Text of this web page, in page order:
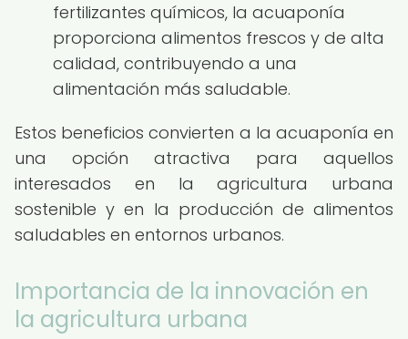
fertilizantes químicos, la acuaponía
proporciona alimentos frescos y de alta
calidad, contribuyendo a una
alimentación más saludable.
Estos beneficios convierten a la acuaponía en
una opción atractiva para aquellos
interesados en la agricultura urbana
sostenible y en la producción de alimentos
saludables en entornos urbanos.
Importancia de la innovación en
la agricultura urbana